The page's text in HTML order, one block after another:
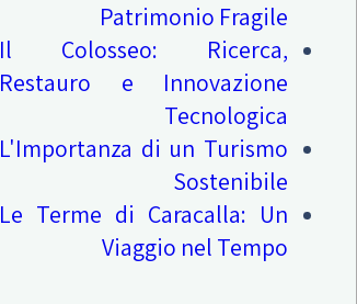
Patrimonio Fragile
Il Colosseo: Ricerca,
Restauro e Innovazione
Tecnologica
L'Importanza di un Turismo
Sostenibile
Le Terme di Caracalla: Un
Viaggio nel Tempo